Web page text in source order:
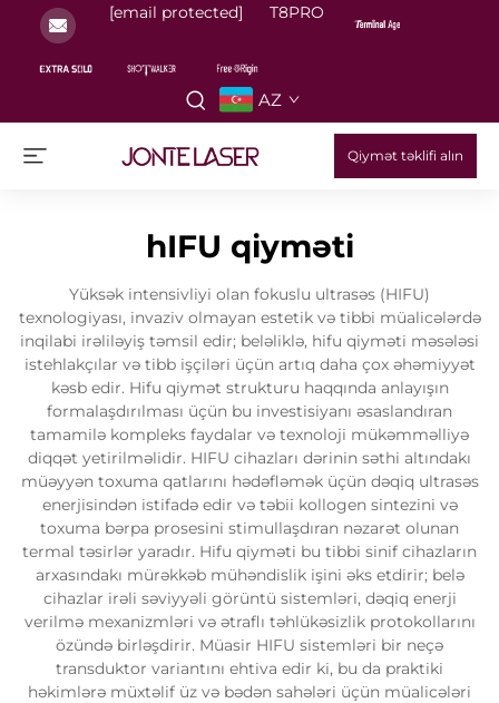
[email protected] T8PRO
AZ
Qiymət təklifi alın
hIFU qiyməti
Yüksək intensivliyi olan fokuslu ultrasəs (HIFU)
texnologiyası, invaziv olmayan estetik və tibbi müalicələrdə
inqilabi irəliləyiş təmsil edir; beləliklə, hifu qiyməti məsələsi
istehlakçılar və tibb işçiləri üçün artıq daha çox əhəmiyyət
kəsb edir. Hifu qiymət strukturu haqqında anlayışın
formalaşdırılması üçün bu investisiyanı əsaslandıran
tamamilə kompleks faydalar və texnoloji mükəmməlliyə
diqqət yetirilməlidir. HIFU cihazları dərinin səthi altındakı
müəyyən toxuma qatlarını hədəfləmək üçün dəqiq ultrasəs
enerjisindən istifadə edir və təbii kollogen sintezini və
toxuma bərpa prosesini stimullaşdıran nəzarət olunan
termal təsirlər yaradır. Hifu qiyməti bu tibbi sinif cihazların
arxasındakı mürəkkəb mühəndislik işini əks etdirir; belə
cihazlar irəli səviyyəli görüntü sistemləri, dəqiq enerji
verilmə mexanizmləri və ətraflı təhlükəsizlik protokollarını
özündə birləşdirir. Müasir HIFU sistemləri bir neçə
transduktor variantını ehtiva edir ki, bu da praktiki
həkimlərə müxtəlif üz və bədən sahələri üçün müalicələri